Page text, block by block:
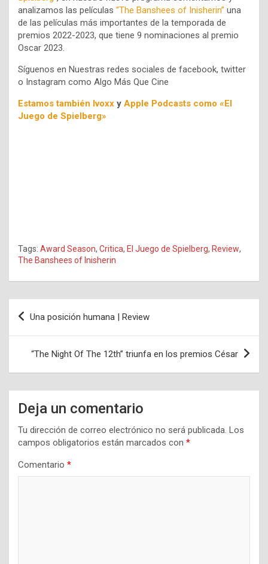
analizamos las películas “The Banshees of Inisherin” una
de las películas más importantes de la temporada de
premios 2022-2023, que tiene 9 nominaciones al premio
Oscar 2023.
Síguenos en Nuestras redes sociales de facebook, twitter
o Instagram como Algo Más Que Cine
Estamos también Ivoxx y Apple Podcasts como «El
Juego de Spielberg»
Tags: Award Season, Critica, El Juego de Spielberg, Review,
The Banshees of Inisherin
Navegación
de
entradas
Una posición humana | Review
“The Night Of The 12th” triunfa en los premios César
Deja un comentario
Tu dirección de correo electrónico no será publicada. Los
campos obligatorios están marcados con *
Comentario *